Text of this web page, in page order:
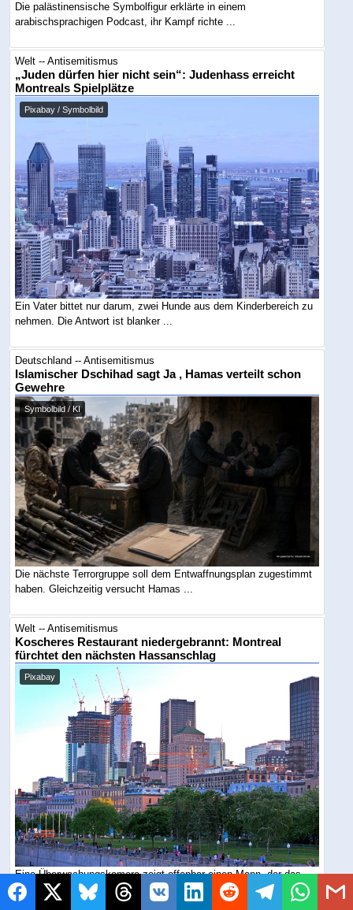
Die palästinensische Symbolfigur erklärte in einem
arabischsprachigen Podcast, ihr Kampf richte ...
Welt -- Antisemitismus
„Juden dürfen hier nicht sein“: Judenhass erreicht
Montreals Spielplätze
Pixabay / Symbolbild
Ein Vater bittet nur darum, zwei Hunde aus dem Kinderbereich zu
nehmen. Die Antwort ist blanker ...
Deutschland -- Antisemitismus
Islamischer Dschihad sagt Ja , Hamas verteilt schon
Gewehre
Symbolbild / KI
Die nächste Terrorgruppe soll dem Entwaffnungsplan zugestimmt
haben. Gleichzeitig versucht Hamas ...
Welt -- Antisemitismus
Koscheres Restaurant niedergebrannt: Montreal
fürchtet den nächsten Hassanschlag
Pixabay
Eine Überwachungskamera zeigt offenbar einen Mann, der das
Feuer legt und flieht. Nur Tage nach ...